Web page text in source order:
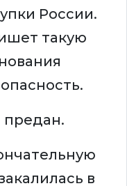
России.
такую
предан.
в